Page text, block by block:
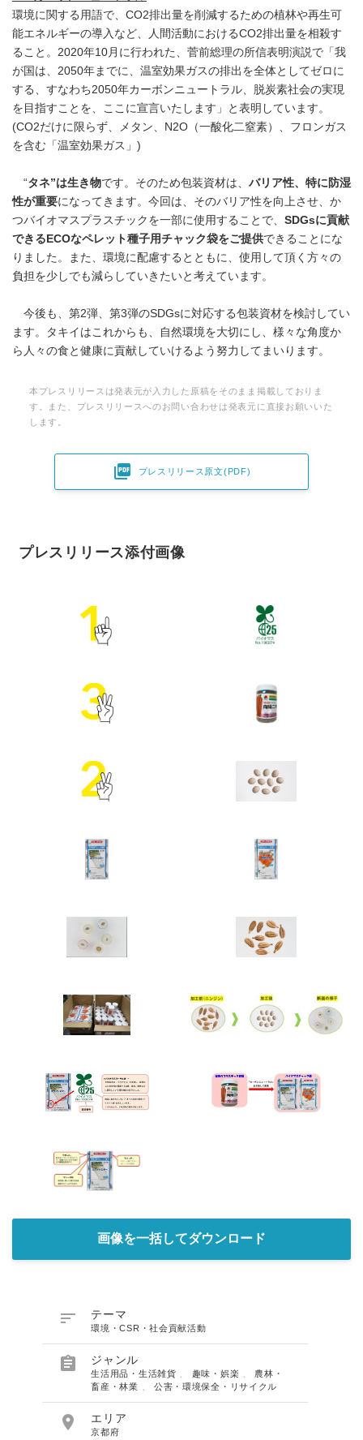
環境に関する用語で、CO2排出量を削減するための植林や再生可
能エネルギーの導入など、人間活動におけるCO2排出量を相殺す
ること。2020年10月に行われた、菅前総理の所信表明演説で「我
が国は、2050年までに、温室効果ガスの排出を全体としてゼロに
する、すなわち2050年カーボンニュートラル、脱炭素社会の実現
を目指すことを、ここに宣言いたします」と表明しています。
(CO2だけに限らず、メタン、N2O（一酸化二窒素）、フロンガス
を含む「温室効果ガス」)
“タネ”は生き物です。そのため包装資材は、 バリア性、特に防湿
性が重要になってきます。今回は、そのバリア性を向上させ、か
つバイオマスプラスチックを一部に使用することで、 SDGsに貢献
できる ECOなペレット種子用チャック袋をご提供できることにな
りました。また、環境に配慮するとともに、使用して頂く方々の
負担を少しでも減らしていきたいと考えています。
今後も、第2弾、第3弾のSDGsに対応する包装資材を検討してい
ます。タキイはこれからも、自然環境を大切にし、様々な角度か
ら人々の食と健康に貢献していけるよう努力してまいります。
本プレスリリースは発表元が入力した原稿をそのまま掲載しておりま
す。また、プレスリリースへのお問い合わせは発表元に直接お願いいた
します。
 プレスリリース原文(PDF)
プレスリリース添付画像
画像を一括してダウンロード
 テーマ
環境・CSR・社会貢献活動
 ジャンル
生活用品・生活雑貨 趣味・娯楽
農林・
畜産・林業
公害・環境保全・リサイクル
 エリア
京都府